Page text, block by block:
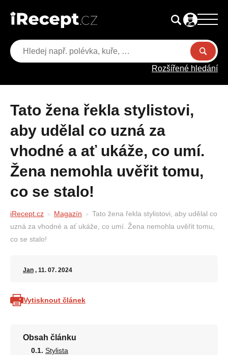
Rozšířené hledání
Tato žena řekla stylistovi,
aby udělal co uzná za
vhodné a ať ukáže, co umí.
Žena nemohla uvěřit tomu,
co se stalo!
iRecept.cz Magazín
Tato žena řekla stylistovi, aby udělal co
uzná za vhodné a ať ukáže, co umí. Žena nemohla uvěřit tomu,
co se stalo!
Jan , 11. 07. 2024
Vytisknout článek
Obsah článku
Stylista